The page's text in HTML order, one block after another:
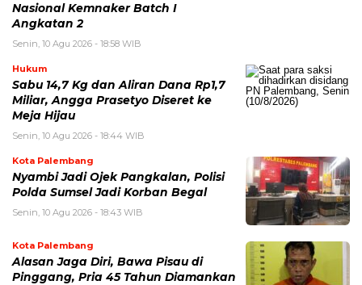
Nasional Kemnaker Batch I
Angkatan 2
Senin, 10 Agu 2026 - 18:58 WIB
Hukum
Sabu 14,7 Kg dan Aliran Dana Rp1,7
Miliar, Angga Prasetyo Diseret ke
Meja Hijau
Senin, 10 Agu 2026 - 18:44 WIB
Kota Palembang
Nyambi Jadi Ojek Pangkalan, Polisi
Polda Sumsel Jadi Korban Begal
Senin, 10 Agu 2026 - 18:43 WIB
Kota Palembang
Alasan Jaga Diri, Bawa Pisau di
Pinggang, Pria 45 Tahun Diamankan